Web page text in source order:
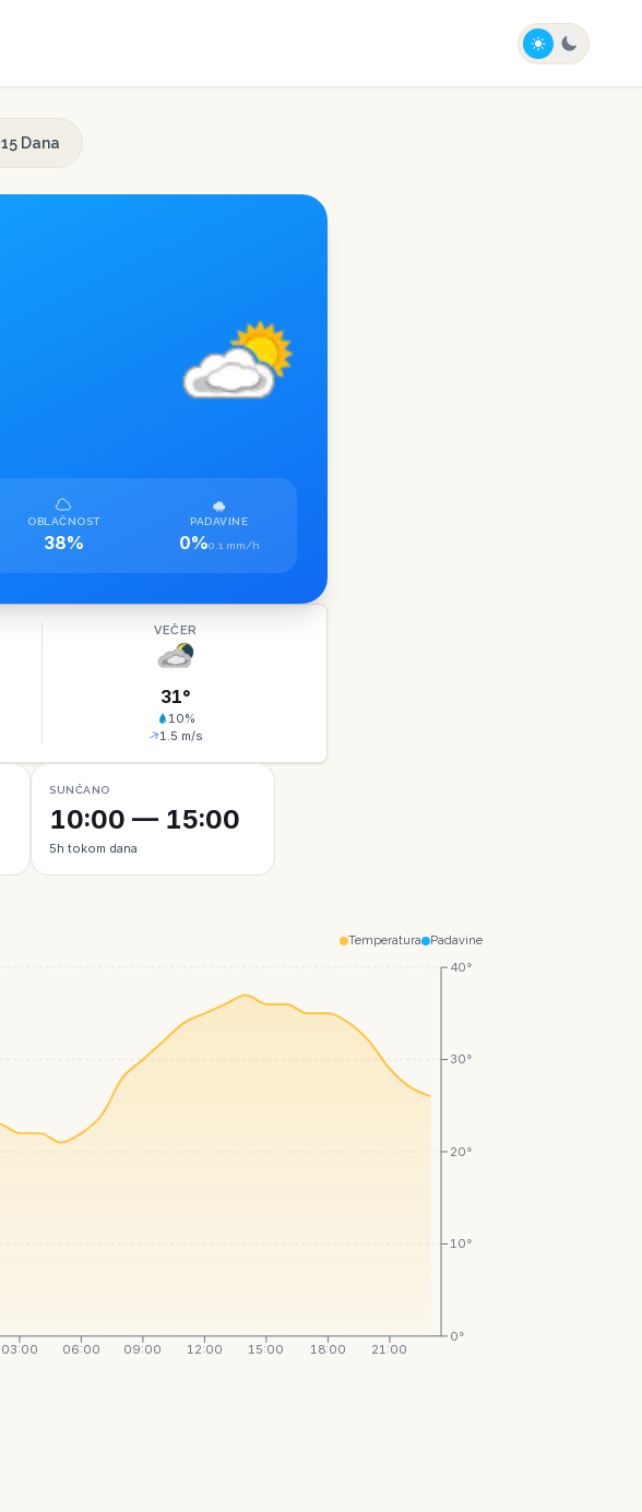
15 Dana
OBLAČNOST
38%
PADAVINE
0%0.1 mm/h
VEČER
31°
10%
1.5 m/s
SUNČANO
10:00 — 15:00
5h tokom dana
Temperatura Padavine
03:00 06:00 09:00 12:00 15:00 18:00 21:00
0°
10°
20°
30°
40°